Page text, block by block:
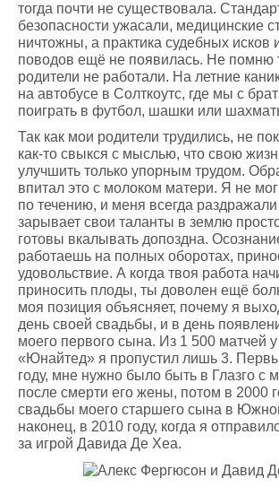
тогда почти не существовала.
безопасности ужасали, медицинские
ничтожны, а практика судебных исков
поводов ещё не появилась. Не помню
родители не работали. На летние
на автобусе в Солткоутс, где мы с
поиграть в футбол, шашки или
Так как мои родители трудились, не
как-то свыкся с мыслью, что свою
улучшить только упорным трудом.
впитал это с молоком матери. Я не
по течению, и меня всегда раздражали
зарывает свои таланты в землю
готовы вкалывать допоздна.
работаешь на полных оборотах,
удовольствие. А когда твоя работа
приносить плоды, ты доволен ещё
моя позиция объясняет, почему я
день своей свадьбы, и в день
моего первого сына. Из 1 500 матчей
«Юнайтед» я пропустил лишь 3.
году, мне нужно было быть в Глазго с
после смерти его жены, потом в 2000
свадьбы моего старшего сына в
наконец, в 2010 году, когда я
за игрой Давида Де Хеа.